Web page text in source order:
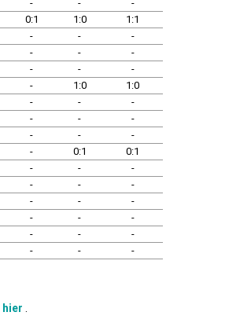
- -
-
0:1 1:0
1:1
- -
-
- -
-
- -
-
- 1:0
1:0
- -
-
- -
-
- -
-
- 0:1
0:1
- -
-
- -
-
- -
-
- -
-
- -
-
- - -
hier